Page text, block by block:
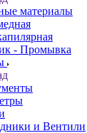
материалы
- Промывка
и Вентили